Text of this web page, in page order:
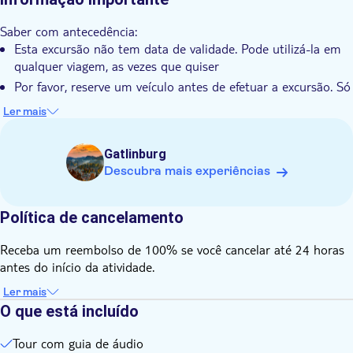
integrante deste vasto e interligado ecossistema.
montanhas um destino imperdível
Saber com antecedência:
Esta excursão não tem data de validade. Pode utilizá-la em
qualquer viagem, as vezes que quiser
Por favor, reserve um veículo antes de efetuar a excursão. Só
é necessário reservar uma excursão por veículo, não por
pessoa
Esta é uma visita auto-guiada; nenhum guia o acompanhará
e os bilhetes para as atracções não estão incluídos. A
aplicação funciona como um guia, uma visita áudio e um
Após a reserva, verifique o seu e-mail e siga as instruções
Fi/dados. Não espere até estar no local
Funciona perfeitamente sem telemóvel ou Wi-Fi com mapas
offline. As histórias em áudio são reproduzidas por si
próprias com base na sua localização. Pode começar a
qualquer altura e fazer uma pausa em qualquer lugar
A maioria das paragens ao longo da visita tem vídeos
Ler mais
Gatlinburg
Descubra mais experiências
Política de cancelamento
Receba um reembolso de 100% se você cancelar até 24 horas
antes do início da atividade.
Ler mais
O que está incluído
Tour com guia de áudio